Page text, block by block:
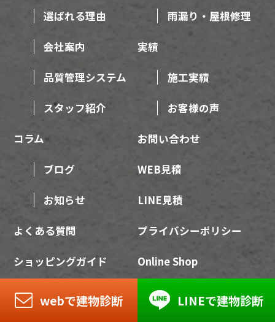
webで建物診断 LINEで建物診断
選ばれる理由
会社案内
品質管理システム
スタッフ紹介
雨漏り・屋根修理
実績
施工実績
お客様の声
コラム
ブログ
お知らせ
よくある質問
お問い合わせ
WEB見積
LINE見積
プライバシーポリシー
Online Shop
ショッピングガイド
＼大分県下で施工実績No.1!!／